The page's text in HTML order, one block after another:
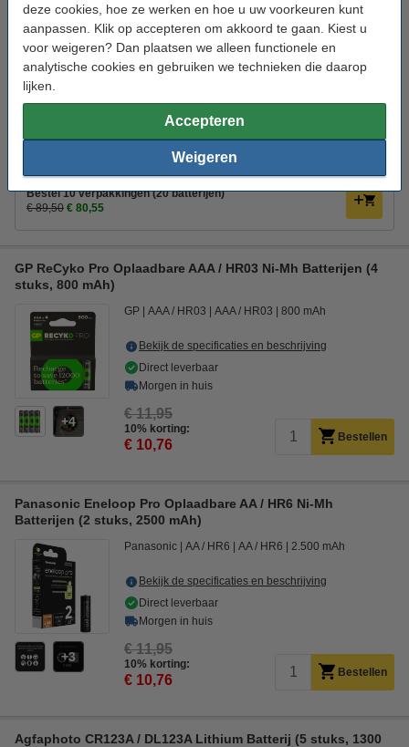
deze cookies, hoe ze werken en hoe u uw voorkeuren kunt
aanpassen. Klik op accepteren om akkoord te gaan. Kiest u
voor weigeren? Dan plaatsen we alleen functionele en
analytische cookies en gebruiken we technieken die daarop
lijken.
Accepteren
Weigeren
1 € 11,50
€ 10,35 Bestellen
Multipack aanbieding!
Bestel 2 verpakkingen (4 batterijen)
Bestel 5 verpakkingen (10 batterijen)
Bestel 10 verpakkingen (20 batterijen)
€ 89,50 € 80,55
GP ReCyko Pro Oplaadbare AAA / HR03 Ni-Mh Batterijen (4
stuks, 800 mAh)
4
GP AAA / HR03 AAA / HR03 800 mAh
Bekijk de specificaties en beschrijving
Direct leverbaar
Morgen in huis
€ 11,95
10% korting:
€ 10,76 Bestellen
Panasonic Eneloop Pro Oplaadbare AA / HR6 Ni-Mh
Batterijen (2 stuks, 2500 mAh)
3
Panasonic AA / HR6 AA / HR6 2.500 mAh
Bekijk de specificaties en beschrijving
Direct leverbaar
Morgen in huis
€ 11,95
10% korting:
€ 10,76 Bestellen
Agfaphoto CR123A / DL123A Lithium Batterij (5 stuks, 1300